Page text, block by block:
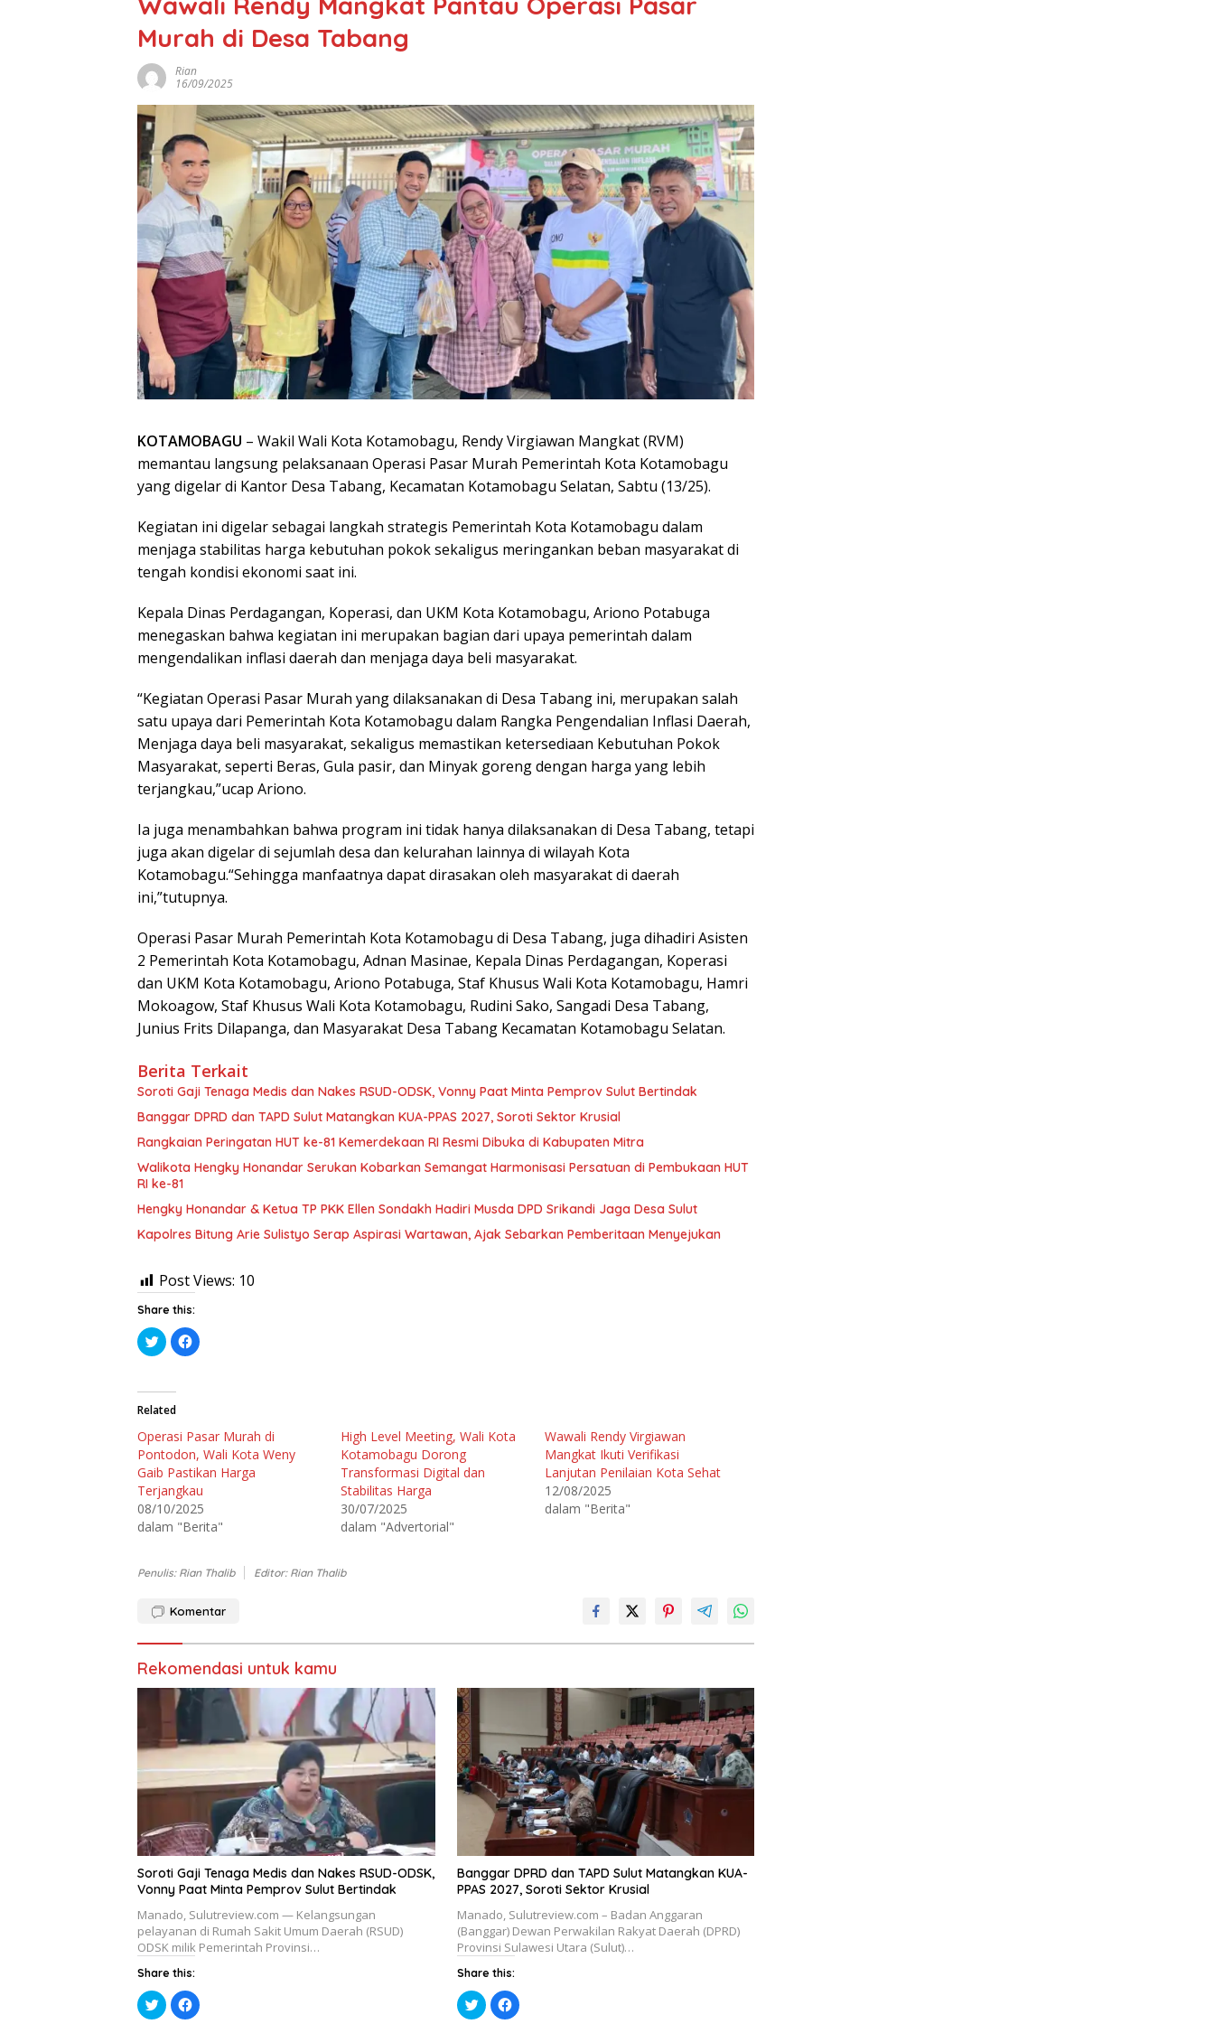
Murah di Desa Tabang
Rian
16/09/2025
KOTAMOBAGU – Wakil Wali Kota Kotamobagu, Rendy Virgiawan Mangkat (RVM)
memantau langsung pelaksanaan Operasi Pasar Murah Pemerintah Kota Kotamobagu
yang digelar di Kantor Desa Tabang, Kecamatan Kotamobagu Selatan, Sabtu (13/25).
Kegiatan ini digelar sebagai langkah strategis Pemerintah Kota Kotamobagu dalam
menjaga stabilitas harga kebutuhan pokok sekaligus meringankan beban masyarakat di
tengah kondisi ekonomi saat ini.
Kepala Dinas Perdagangan, Koperasi, dan UKM Kota Kotamobagu, Ariono Potabuga
menegaskan bahwa kegiatan ini merupakan bagian dari upaya pemerintah dalam
mengendalikan inflasi daerah dan menjaga daya beli masyarakat.
“Kegiatan Operasi Pasar Murah yang dilaksanakan di Desa Tabang ini, merupakan salah
satu upaya dari Pemerintah Kota Kotamobagu dalam Rangka Pengendalian Inflasi Daerah,
Menjaga daya beli masyarakat, sekaligus memastikan ketersediaan Kebutuhan Pokok
Masyarakat, seperti Beras, Gula pasir, dan Minyak goreng dengan harga yang lebih
terjangkau,”ucap Ariono.
Ia juga menambahkan bahwa program ini tidak hanya dilaksanakan di Desa Tabang, tetapi
juga akan digelar di sejumlah desa dan kelurahan lainnya di wilayah Kota
Kotamobagu.“Sehingga manfaatnya dapat dirasakan oleh masyarakat di daerah
ini,”tutupnya.
Operasi Pasar Murah Pemerintah Kota Kotamobagu di Desa Tabang, juga dihadiri Asisten
2 Pemerintah Kota Kotamobagu, Adnan Masinae, Kepala Dinas Perdagangan, Koperasi
dan UKM Kota Kotamobagu, Ariono Potabuga, Staf Khusus Wali Kota Kotamobagu, Hamri
Mokoagow, Staf Khusus Wali Kota Kotamobagu, Rudini Sako, Sangadi Desa Tabang,
Junius Frits Dilapanga, dan Masyarakat Desa Tabang Kecamatan Kotamobagu Selatan.
Berita Terkait
Soroti Gaji Tenaga Medis dan Nakes RSUD-ODSK, Vonny Paat Minta Pemprov Sulut Bertindak
Banggar DPRD dan TAPD Sulut Matangkan KUA-PPAS 2027, Soroti Sektor Krusial
Rangkaian Peringatan HUT ke-81 Kemerdekaan RI Resmi Dibuka di Kabupaten Mitra
Walikota Hengky Honandar Serukan Kobarkan Semangat Harmonisasi Persatuan di Pembukaan HUT
RI ke-81
Hengky Honandar & Ketua TP PKK Ellen Sondakh Hadiri Musda DPD Srikandi Jaga Desa Sulut
Kapolres Bitung Arie Sulistyo Serap Aspirasi Wartawan, Ajak Sebarkan Pemberitaan Menyejukan
Post Views: 10
Share this:
K
l
n
t
u
b
e
r
b
a
g
i
p
a
d
w
i
e
r
M
m
b
u
j
e
d
e
l
a
n
g
b
a
r
u
K
l
m
m
b
a
g
i
k
a
n
a
b
o
k
M
e
m
b
d
i
e
n
d
a
y
a
n
g
b
a
u
)
Related
Operasi Pasar Murah di
Pontodon, Wali Kota Weny
Gaib Pastikan Harga
Terjangkau
08/10/2025
dalam "Berita"
High Level Meeting, Wali Kota
Kotamobagu Dorong
Transformasi Digital dan
Stabilitas Harga
30/07/2025
dalam "Advertorial"
Wawali Rendy Virgiawan
Mangkat Ikuti Verifikasi
Lanjutan Penilaian Kota Sehat
12/08/2025
dalam "Berita"
Penulis: Rian Thalib Editor: Rian Thalib
Komentar
Rekomendasi untuk kamu
Soroti Gaji Tenaga Medis dan Nakes RSUD-ODSK,
Vonny Paat Minta Pemprov Sulut Bertindak
Manado, Sulutreview.com — Kelangsungan
pelayanan di Rumah Sakit Umum Daerah (RSUD)
ODSK milik Pemerintah Provinsi…
Share this:
K
l
K
l
Banggar DPRD dan TAPD Sulut Matangkan KUA-
PPAS 2027, Soroti Sektor Krusial
Manado, Sulutreview.com – Badan Anggaran
(Banggar) ​Dewan Perwakilan Rakyat Daerah (DPRD)
Provinsi Sulawesi Utara (Sulut)…
Share this:
K
l
K
l